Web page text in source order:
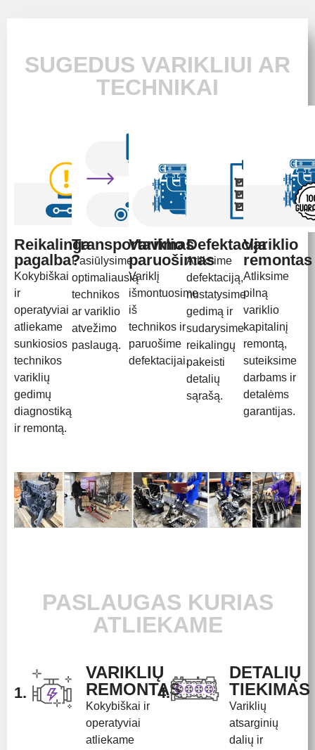
SUGEDUS VARIKLIUI AR
TECHNIKAI
Reikalinga
pagalba?
Kokybiškai
ir
operatyviai
atliekame
sunkiosios
technikos
variklių
gedimų
diagnostiką
ir remontą.
Transportavimas
Pasiūlysime
optimaliausią
technikos
ar variklio
atvežimo
paslaugą.
Variklio
paruošimas
Variklį
išmontuosime
iš
technikos ir
paruošime
defektacijai.
Defektacija
Atliksime
defektaciją,
nustatysime
gedimą ir
sudarysime
reikalingų
pakeisti
detalių
sąrašą.
Variklio
remontas
Atliksime
pilną
variklio
kapitalinį
remontą,
suteiksime
darbams ir
detalėms
garantijas.
PASLAUGAS KURIAS
ATLIEKAME
1.
VARIKLIŲ
REMONTAS
Kokybiškai ir
operatyviai
atliekame
4.
DETALIŲ
TIEKIMAS
Variklių
atsarginių
dalių ir